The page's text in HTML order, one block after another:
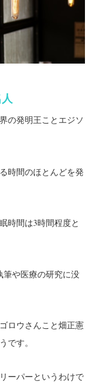
の発明王こと エジソ
時間のほとんどを発
時間は3時間程度と
筆や医療の研究に没
ロウさんこと畑正憲
です。
ーパーというわけで